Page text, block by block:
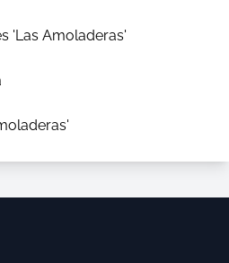
'Las Amoladeras'